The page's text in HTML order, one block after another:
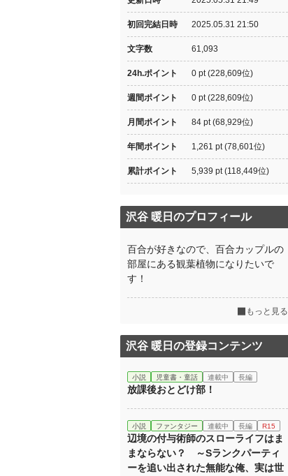
初回完結日時 2025.05.31 21:50
文字数 61,093
24h.ポイント 0 pt (228,609位)
週間ポイント 0 pt (228,609位)
月間ポイント 84 pt (68,929位)
年間ポイント 1,261 pt (78,601位)
累計ポイント 5,939 pt (118,449位)
沢谷 暖日のプロフィール
百合が好きなので、百合カップルの
部屋にある観葉植物になりたいで
す！
もっと見る
沢谷 暖日の登録コンテンツ
小説 児童書・童話 連載中 長編
放課後おとどけ部！
小説 ファンタジー 連載中 長編 R15
辺境の付与術師のスローライフはま
まならない？ ～Sランクパーティ
ーを追い出された無能な俺、実は世